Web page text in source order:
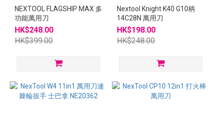
NEXTOOL FLAGSHIP MAX 多
功能萬用刀
HK$248.00
HK$399.00
Nextool Knight K40 G10柄
14C28N 萬用刀
HK$198.00
HK$248.00